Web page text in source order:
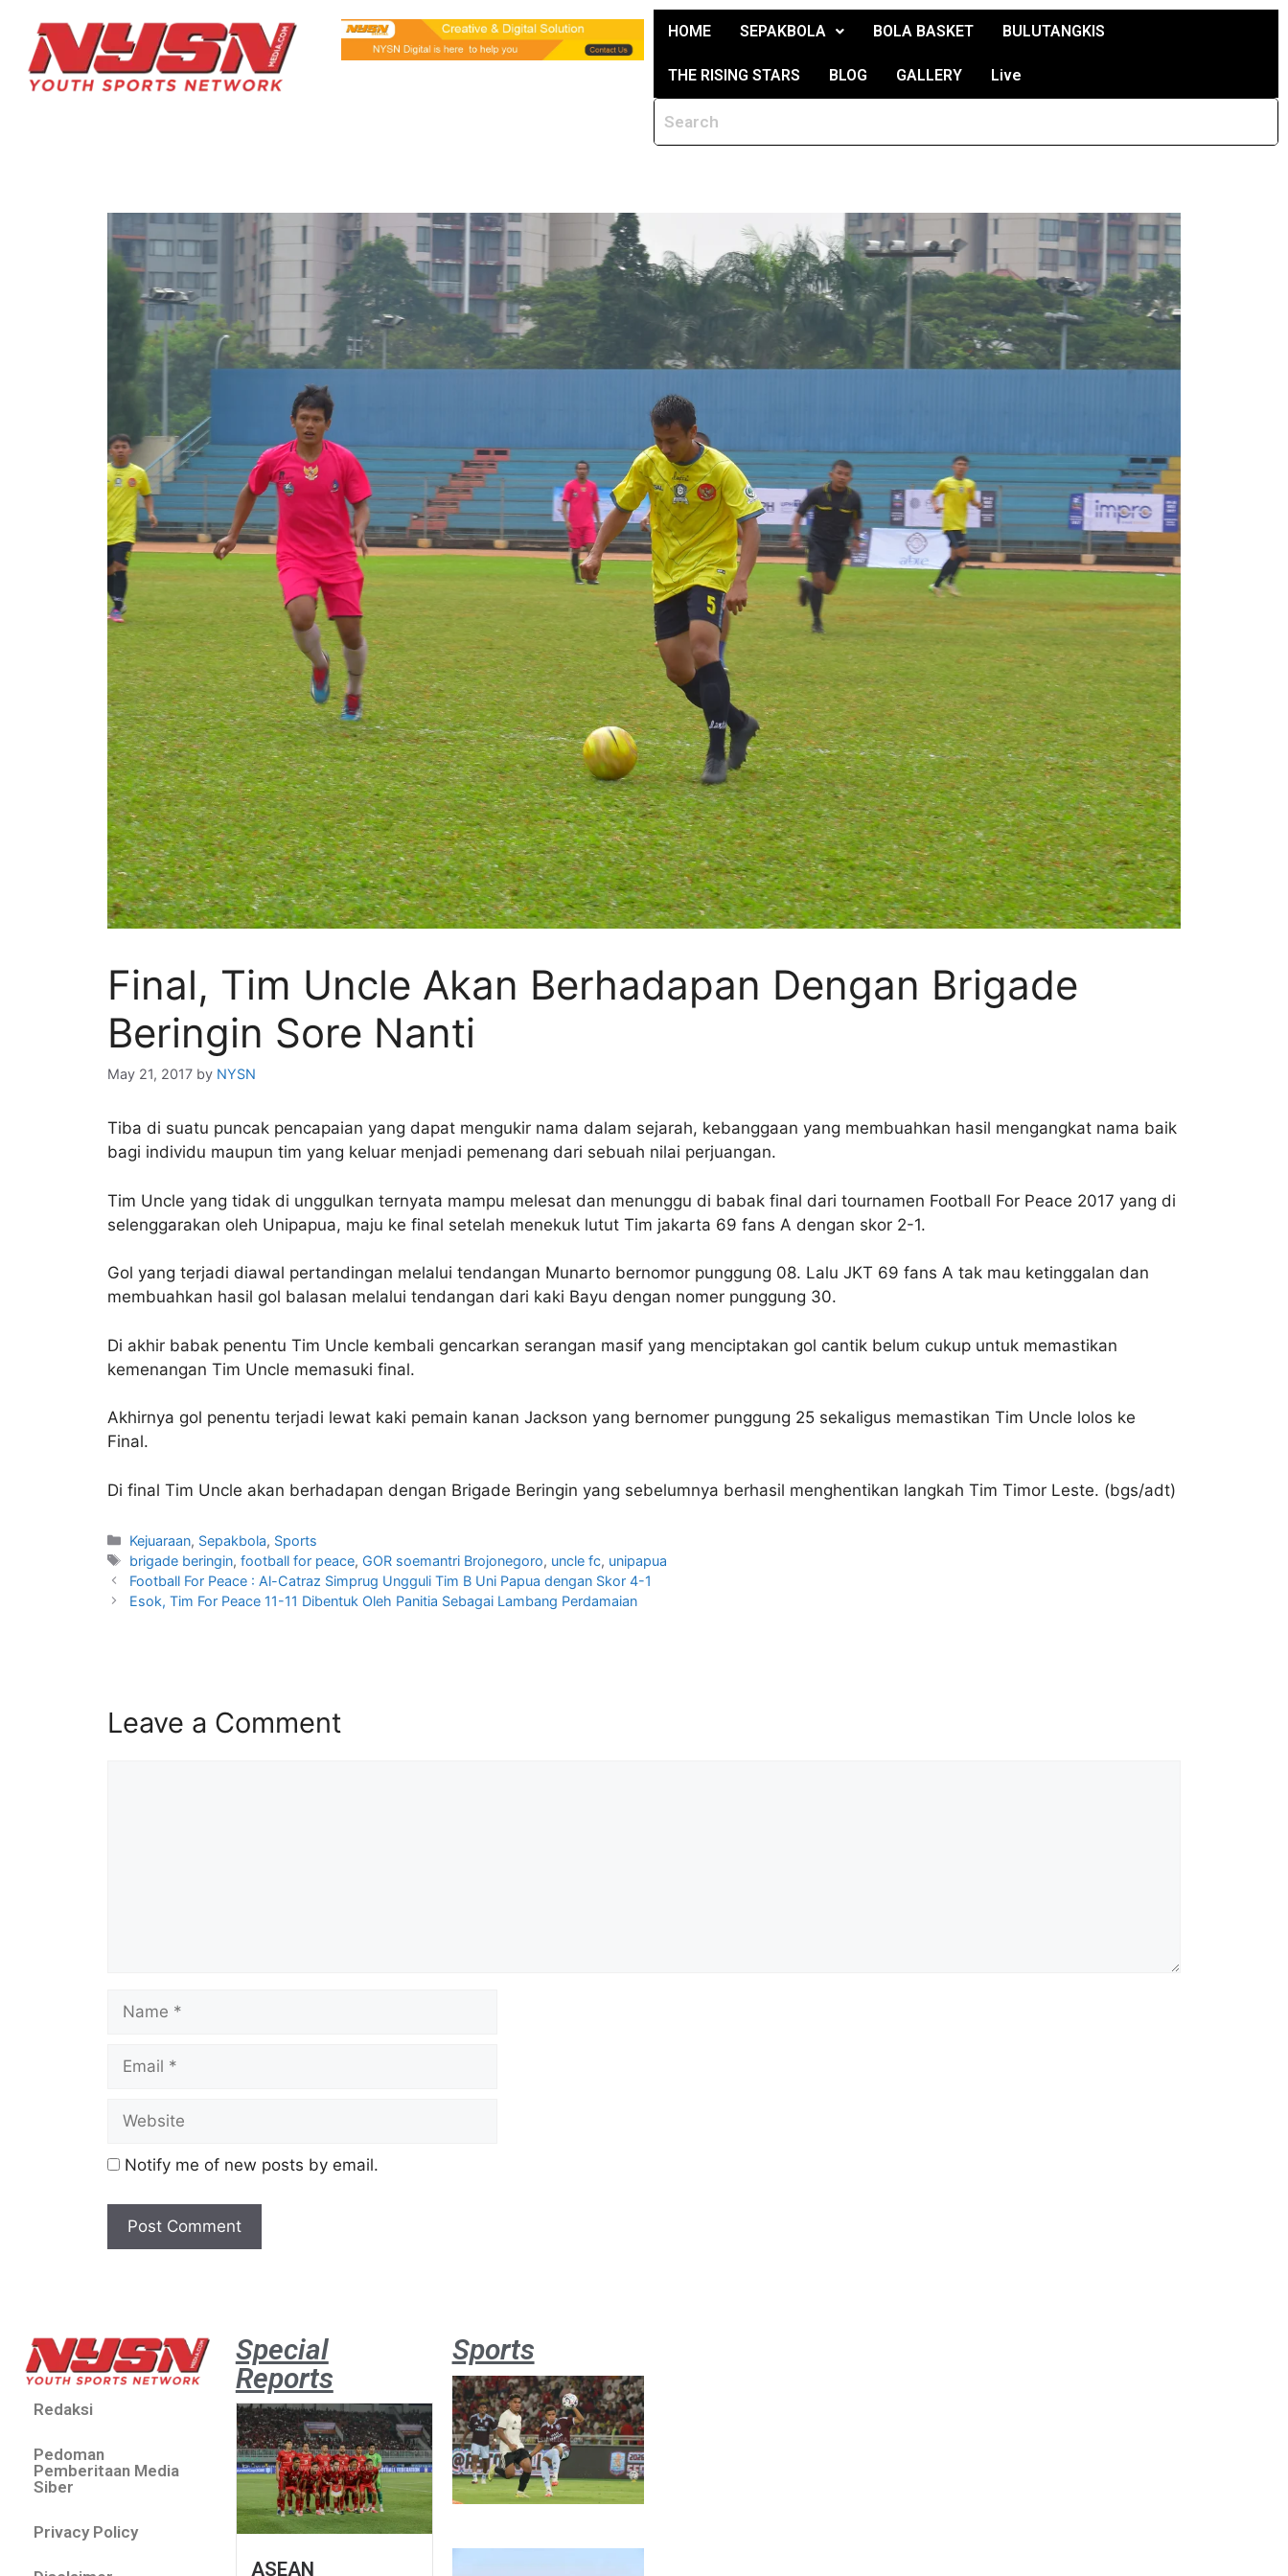
HOME SEPAKBOLA BOLA BASKET BULUTANGKIS
THE RISING STARS BLOG GALLERY Live
Final, Tim Uncle Akan Berhadapan Dengan Brigade
Beringin Sore Nanti
May 21, 2017 by NYSN
Tiba di suatu puncak pencapaian yang dapat mengukir nama dalam sejarah, kebanggaan yang membuahkan hasil mengangkat nama baik
bagi individu maupun tim yang keluar menjadi pemenang dari sebuah nilai perjuangan.
Tim Uncle yang tidak di unggulkan ternyata mampu melesat dan menunggu di babak final dari tournamen Football For Peace 2017 yang di
selenggarakan oleh Unipapua, maju ke final setelah menekuk lutut Tim jakarta 69 fans A dengan skor 2-1.
Gol yang terjadi diawal pertandingan melalui tendangan Munarto bernomor punggung 08. Lalu JKT 69 fans A tak mau ketinggalan dan
membuahkan hasil gol balasan melalui tendangan dari kaki Bayu dengan nomer punggung 30.
Di akhir babak penentu Tim Uncle kembali gencarkan serangan masif yang menciptakan gol cantik belum cukup untuk memastikan
kemenangan Tim Uncle memasuki final.
Akhirnya gol penentu terjadi lewat kaki pemain kanan Jackson yang bernomer punggung 25 sekaligus memastikan Tim Uncle lolos ke
Final.
Di final Tim Uncle akan berhadapan dengan Brigade Beringin yang sebelumnya berhasil menghentikan langkah Tim Timor Leste. (bgs/adt)
Kejuaraan, Sepakbola, Sports
brigade beringin,football for peace, GOR soemantri Brojonegoro, uncle fc, unipapua
Football For Peace : Al-Catraz Simprug Ungguli Tim B Uni Papua dengan Skor 4-1
Esok, Tim For Peace 11-11 Dibentuk Oleh Panitia Sebagai Lambang Perdamaian
Leave a Comment
Notify me of new posts by email.
Redaksi
Pedoman
Pemberitaan Media
Siber
Privacy Policy
Special
Reports
ASEAN
Sports